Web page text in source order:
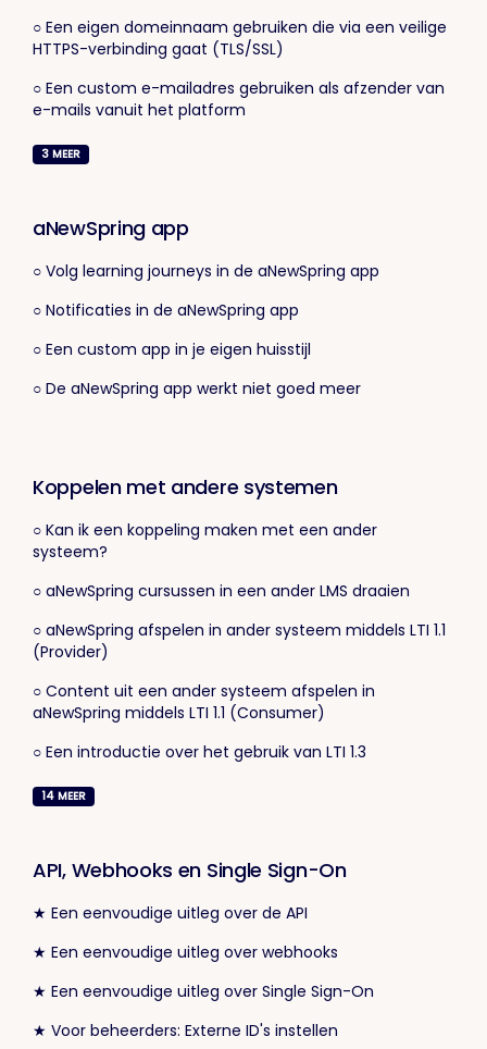
○ Een eigen domeinnaam gebruiken die via een veilige
HTTPS-verbinding gaat (TLS/SSL)
○ Een custom e-mailadres gebruiken als afzender van
e-mails vanuit het platform
3 MEER
aNewSpring app
○ Volg learning journeys in de aNewSpring app
○ Notificaties in de aNewSpring app
○ Een custom app in je eigen huisstijl
○ De aNewSpring app werkt niet goed meer
Koppelen met andere systemen
○ Kan ik een koppeling maken met een ander
systeem?
○ aNewSpring cursussen in een ander LMS draaien
○ aNewSpring afspelen in ander systeem middels LTI 1.1
(Provider)
○ Content uit een ander systeem afspelen in
aNewSpring middels LTI 1.1 (Consumer)
○ Een introductie over het gebruik van LTI 1.3
14 MEER
API, Webhooks en Single Sign-On
★ Een eenvoudige uitleg over de API
★ Een eenvoudige uitleg over webhooks
★ Een eenvoudige uitleg over Single Sign-On
★ Voor beheerders: Externe ID's instellen